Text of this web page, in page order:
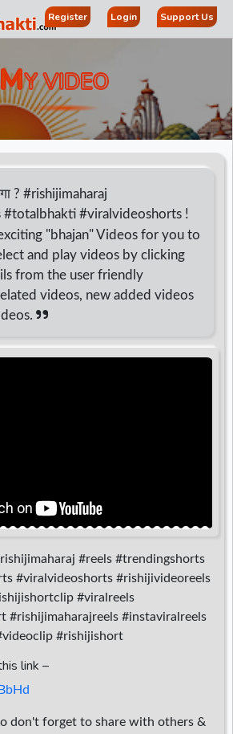
Register Login Support Us
Y VIDEO
? #rishijimaharaj
#totalbhakti #viralvideoshorts !
"bhajan" Videos for you to
and play videos by clicking
from the user friendly
videos, new added videos
#reels #trendingshorts
#viralvideoshorts #rishijivideoreels
#viralreels
#rishijimaharajreels #instaviralreels
#rishijishort
link –
don't forget to share with others &